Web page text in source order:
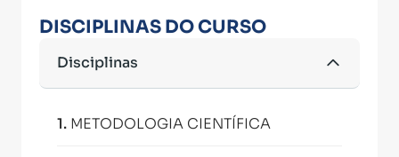
DISCIPLINAS DO CURSO
Disciplinas
1. METODOLOGIA CIENTÍFICA